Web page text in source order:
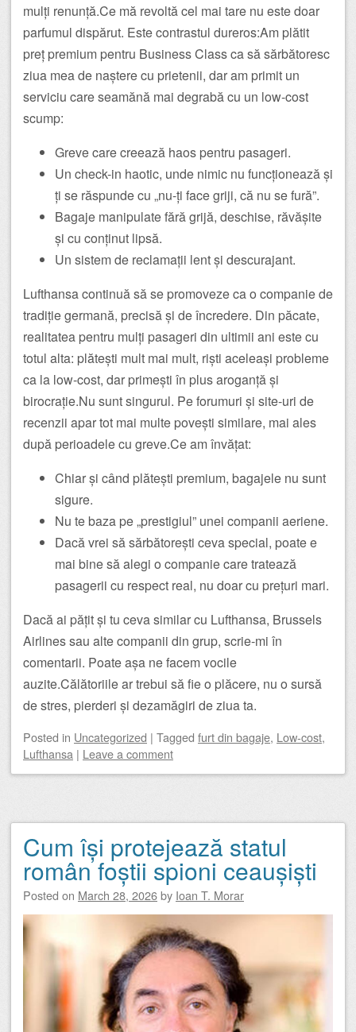
mulți renunță.Ce mă revoltă cel mai tare nu este doar
parfumul dispărut. Este contrastul dureros:Am plătit
preț premium pentru Business Class ca să sărbătoresc
ziua mea de naștere cu prietenii, dar am primit un
serviciu care seamănă mai degrabă cu un low-cost
scump:
Greve care creează haos pentru pasageri.
Un check-in haotic, unde nimic nu funcționează și
ți se răspunde cu „nu-ți face griji, că nu se fură”.
Bagaje manipulate fără grijă, deschise, răvășite
și cu conținut lipsă.
Un sistem de reclamații lent și descurajant.
Lufthansa continuă să se promoveze ca o companie de
tradiție germană, precisă și de încredere. Din păcate,
realitatea pentru mulți pasageri din ultimii ani este cu
totul alta: plătești mult mai mult, riști aceleași probleme
ca la low-cost, dar primești în plus aroganță și
birocrație.Nu sunt singurul. Pe forumuri și site-uri de
recenzii apar tot mai multe povești similare, mai ales
după perioadele cu greve.Ce am învățat:
Chiar și când plătești premium, bagajele nu sunt
sigure.
Nu te baza pe „prestigiul” unei companii aeriene.
Dacă vrei să sărbătorești ceva special, poate e
mai bine să alegi o companie care tratează
pasagerii cu respect real, nu doar cu prețuri mari.
Dacă ai pățit și tu ceva similar cu Lufthansa, Brussels
Airlines sau alte companii din grup, scrie-mi în
comentarii. Poate așa ne facem vocile
auzite.Călătoriile ar trebui să fie o plăcere, nu o sursă
de stres, pierderi și dezamăgiri de ziua ta.
Posted in Uncategorized | Tagged furt din bagaje, Low-cost,
Lufthansa | Leave a comment
Cum își protejează statul
român foștii spioni ceaușiști
Posted on March 28, 2026by Ioan T. Morar